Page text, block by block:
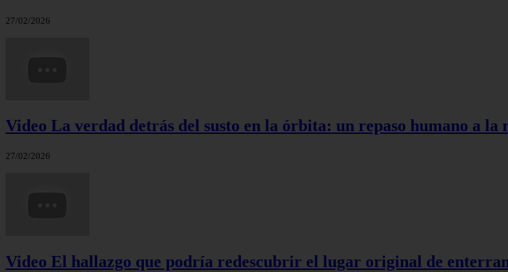
27/02/2026
Video La verdad detrás del susto en la órbita: un repaso humano a la
27/02/2026
Video El hallazgo que podría redescubrir el lugar original de